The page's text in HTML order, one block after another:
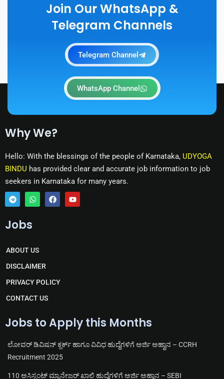
Join Our WhatsApp &
Telegram Channels
Telegram Channel
WhatsApp Channel
Why We?
Hello: With the blessings of the people of Karnataka, UDYOGA
BINDU has provided clear and accurate job information to job
seekers in Karnataka for many years.
T
l
r
a
m
W
a
a
p
p
F Y
Jobs
ABOUT US
DISCLAIMER
PRIVACY POLICY
CONTACT US
Jobs to Apply this Months
ಲೋವರ್ ಡಿವಿಷನ್ ಕ್ಲರ್ಕ್ ಹಾಗೂ ವಿವಿಧ ಹುದ್ದೆಗಳಿಗೆ ಅರ್ಜಿ ಅಹ್ವಾನ – CCRH
Recruitment 2025
110 ಅಸಿಸ್ಟಂಟ್ ಮ್ಯಾನೇಜರ್ ಖಾಲಿ ಹುದ್ದೆಗಳಿಗೆ ಅರ್ಜಿ ಅಹ್ವಾನ – SEBI